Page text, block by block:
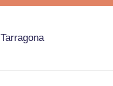
Tarragona